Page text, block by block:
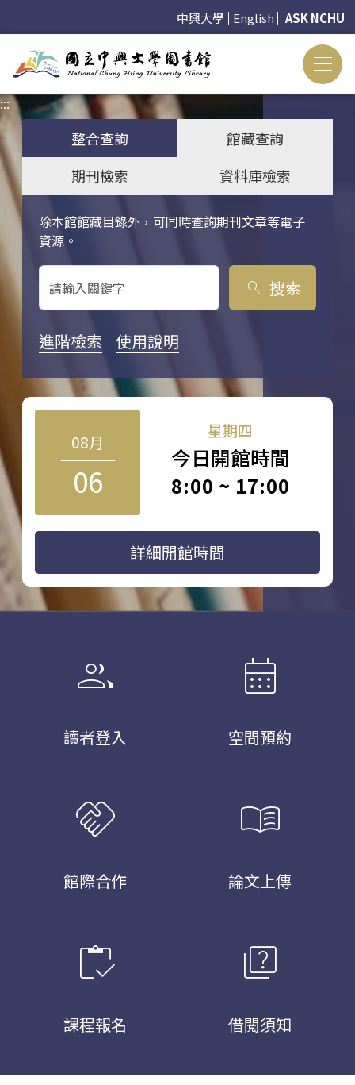
中興大學 English ASK NCHU
:::
整合查詢
館藏查詢
期刊檢索
資料庫檢索
除本館館藏目錄外，可同時查詢期刊文章等電子
資源。
關鍵字搜尋
search 搜索
進階檢索 使用說明
08月
06
星期四
今日開館時間
8:00 ~ 17:00
詳細開館時間
group
讀者登入
calendar_month
空間預約
handshake
館際合作
menu_book
論文上傳
inventory
課程報名
quiz
借閱須知